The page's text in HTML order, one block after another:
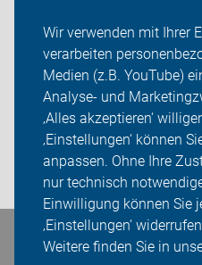
Wir verwenden mit Ihrer
verarbeiten
Medien (z.B. YouTube)
Analyse- und
‚Alles akzeptieren‘
‚Einstellungen‘ können
anpassen. Ohne Ihre
nur technisch
Einwilligung können Sie
‚Einstellungen‘
Weitere finden Sie in
ADFC Dinslaken-Voerde
Sei dabei
Presse
Login
Bleiben Sie in Kontakt